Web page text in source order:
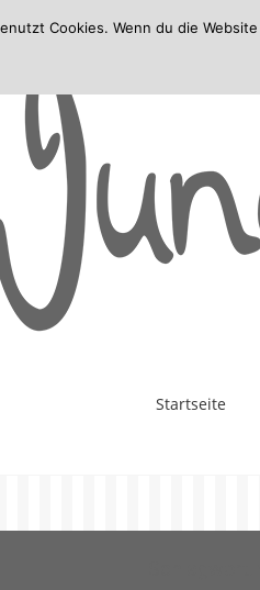
Startseite
Cookies. Wenn du die